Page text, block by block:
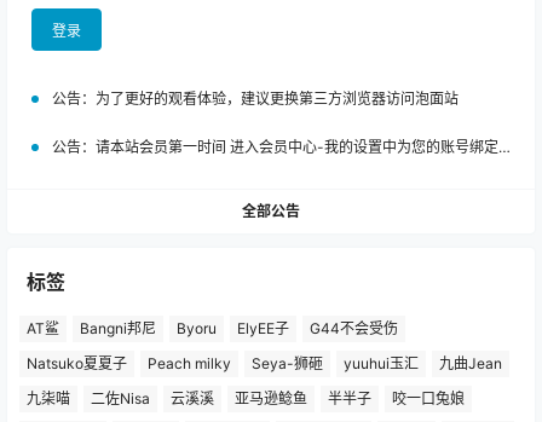
登录
公告： 为了更好的观看体验，建议更换第三方浏览器访问泡面站
公告： 请本站会员第一时间 进入会员中心-我的设置中为您的账号绑定邮箱!
全部公告
标签
AT鲨 Bangni邦尼 Byoru ElyEE子
G44不会受伤
Natsuko夏夏子
Peach milky Seya-狮砸 yuuhui玉汇
九曲Jean
九柒喵
二佐Nisa 云溪溪 亚马逊鲶鱼 半半子
咬一口兔娘